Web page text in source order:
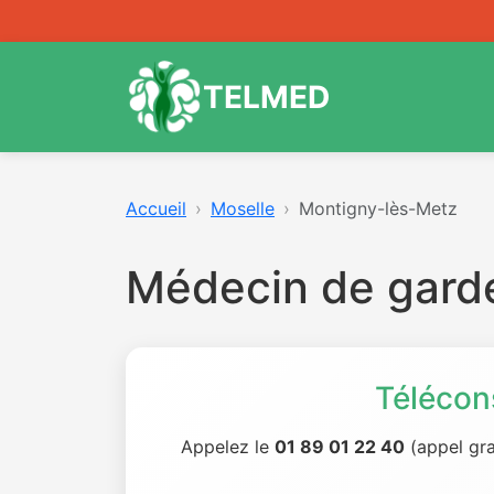
TELMED
Accueil Moselle Montigny-lès-Metz
Médecin de
Appelez le 01 89 01 22 40 (appel